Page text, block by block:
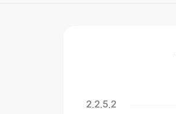
2.2.5.2